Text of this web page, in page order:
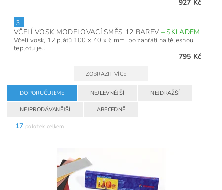
927 Kč
3.
VČELÍ VOSK MODELOVACÍ SMĚS 12 BAREV –SKLADEM
Včelí vosk, 12 plátů 100 x 40 x 6 mm, po zahřátí na tělesnou
teplotu je...
795 Kč
ZOBRAZIT VÍCE
DOPORUČUJEME NEJLEVNĚJŠÍ NEJDRAŽŠÍ
NEJPRODÁVANĚJŠÍ ABECEDNĚ
17 položek celkem